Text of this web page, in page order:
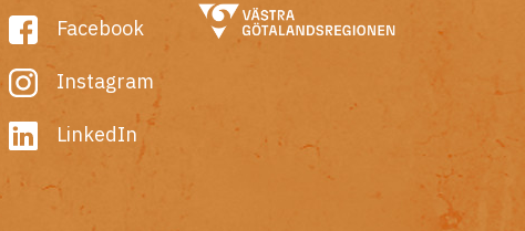
Facebook
Instagram
LinkedIn